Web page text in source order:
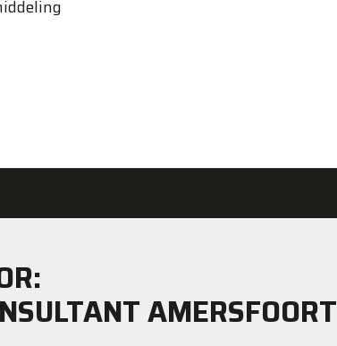
AMERSFOORT